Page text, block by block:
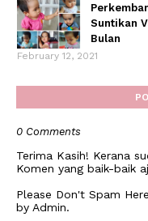
Suntikan
Bulan
February 12, 2021
0 Comments
Terima Kasih! Kerana
Komen yang baik-baik
Please Don't Spam
by Admin.